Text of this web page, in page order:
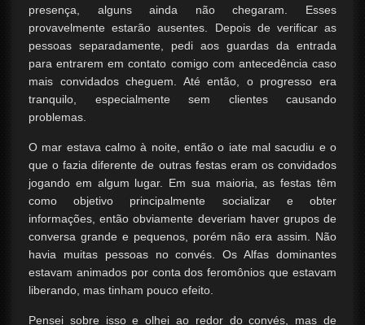
presença, alguns ainda não chegaram. Esses
provavelmente estarão ausentes. Depois de verificar as
pessoas separadamente, pedi aos guardas da entrada
para entrarem em contato comigo com antecedência caso
mais convidados cheguem. Até então, o progresso era
tranquilo, especialmente sem clientes causando
problemas.
O mar estava calmo à noite, então o iate mal sacudiu e o
que o fazia diferente de outras festas eram os convidados
jogando em algum lugar. Em sua maioria, as festas têm
como objetivo principalmente socializar e obter
informações, então obviamente deveriam haver grupos de
conversa grande e pequenos, porém não era assim. Não
havia muitas pessoas no convés. Os Alfas dominantes
estavam animados por conta dos feromônios que estavam
liberando, mas tinham pouco efeito.
Pensei sobre isso e olhei ao redor do convés, mas de